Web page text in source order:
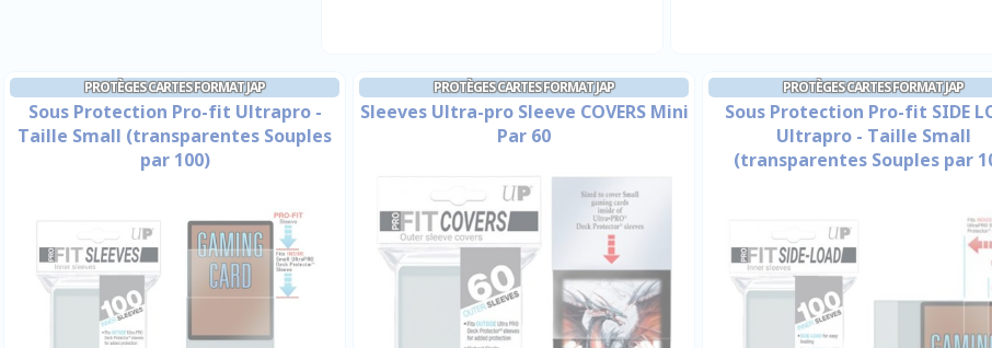
PROTÈGES CARTES FORMAT JAP
Sous Protection Pro-fit Ultrapro -
Taille Small (transparentes Souples
par 100)
PROTÈGES CARTES FORMAT JAP
Sleeves Ultra-pro Sleeve COVERS Mini
Par 60
PROTÈGES CARTES FORMAT JAP
Sous Protection Pro-fit SIDE
Ultrapro - Taille Small
(transparentes Souples par